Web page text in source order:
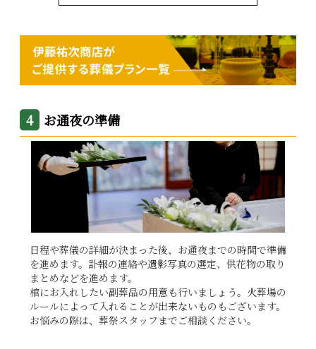
お通夜の準備
日程や葬儀の詳細が決まった後、お通夜までの時間で準備
を進めます。訃報の連絡や遺影写真の選定、供花物の取り
まとめなどを進めます。
棺にお入れしたい副葬品の用意も行いましょう。火葬場の
ルールによって入れることが出来ないものもございます。
お悩みの際は、葬祭スタッフまでご相談ください。